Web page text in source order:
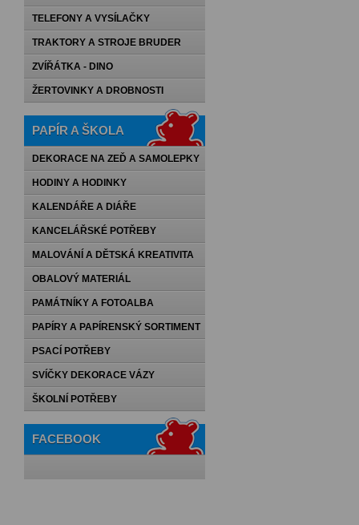
TELEFONY A VYSÍLAČKY
TRAKTORY A STROJE BRUDER
ZVÍŘÁTKA - DINO
ŽERTOVINKY A DROBNOSTI
PAPÍR A ŠKOLA
DEKORACE NA ZEĎ A SAMOLEPKY
HODINY A HODINKY
KALENDÁŘE A DIÁŘE
KANCELÁŘSKÉ POTŘEBY
MALOVÁNÍ A DĚTSKÁ KREATIVITA
OBALOVÝ MATERIÁL
PAMÁTNÍKY A FOTOALBA
PAPÍRY A PAPÍRENSKÝ SORTIMENT
PSACÍ POTŘEBY
SVÍČKY DEKORACE VÁZY
ŠKOLNÍ POTŘEBY
FACEBOOK